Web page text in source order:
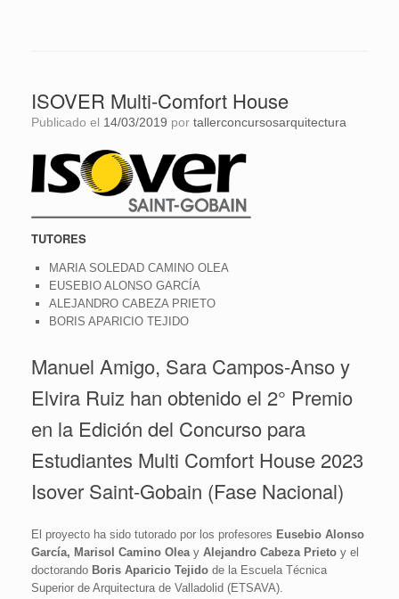
ISOVER Multi-Comfort House
Publicado el 14/03/2019 por tallerconcursosarquitectura
TUTORES
MARIA SOLEDAD CAMINO OLEA
EUSEBIO ALONSO GARCÍA
ALEJANDRO CABEZA PRIETO
BORIS APARICIO TEJIDO
Manuel Amigo, Sara Campos-Anso y
Elvira Ruiz han obtenido el 2° Premio
en la Edición del Concurso para
Estudiantes Multi Comfort House 2023
Isover Saint-Gobain (Fase Nacional)
El proyecto ha sido tutorado por los profesores Eusebio Alonso
García, Marisol Camino Olea y Alejandro Cabeza Prieto y el
doctorando Boris Aparicio Tejido de la Escuela Técnica
Superior de Arquitectura de Valladolid (ETSAVA).